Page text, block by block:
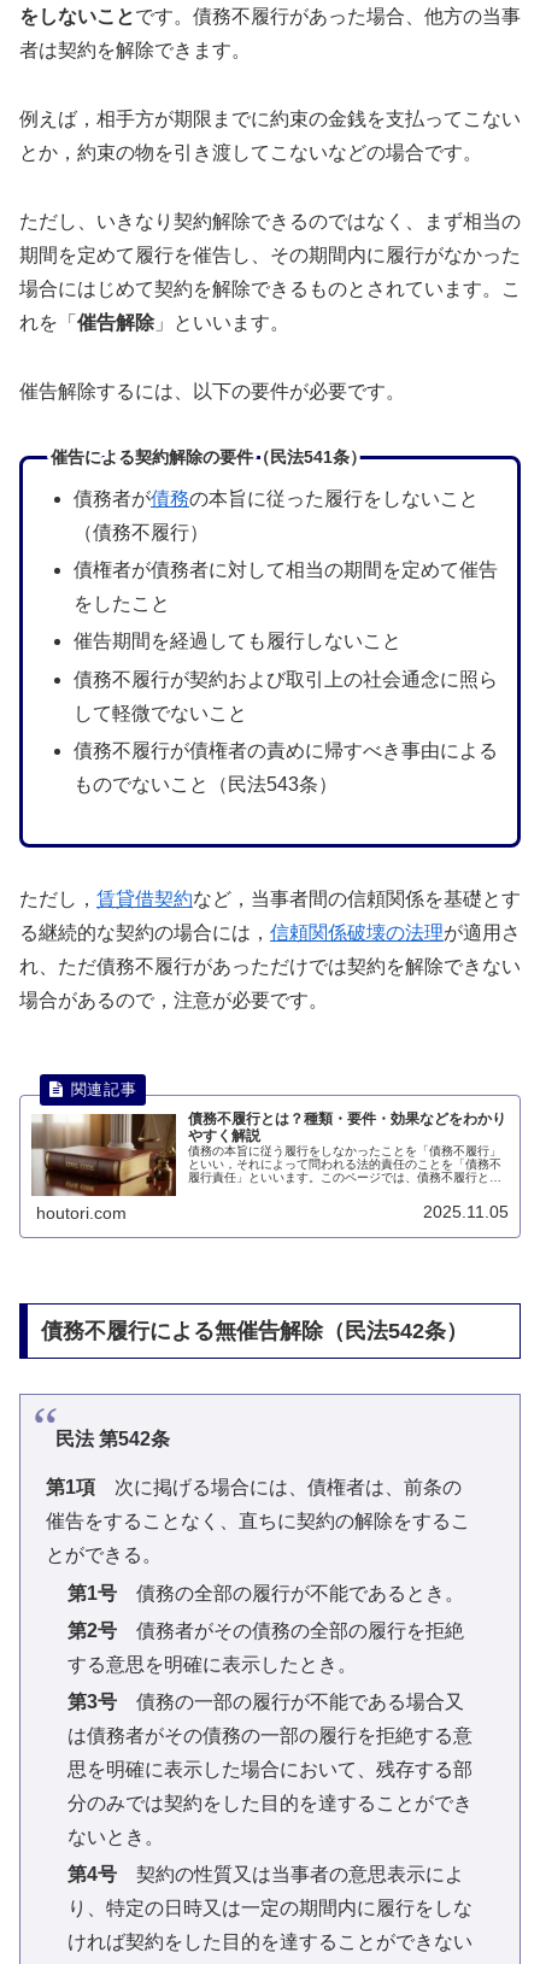
をしないことです。債務不履行があった場合、他方の当事
者は契約を解除できます。
例えば，相手方が期限までに約束の金銭を支払ってこない
とか，約束の物を引き渡してこないなどの場合です。
ただし、いきなり契約解除できるのではなく、まず相当の
期間を定めて履行を催告し、その期間内に履行がなかった
場合にはじめて契約を解除できるものとされています。こ
れを「 催告解除」といいます。
催告解除するには、以下の要件が必要です。
催告による契約解除の要件（民法541条）
債務者が債務の本旨に従った履行をしないこと
（債務不履行）
債権者が債務者に対して相当の期間を定めて催告
をしたこと
催告期間を経過しても履行しないこと
債務不履行が契約および取引上の社会通念に照ら
して軽微でないこと
債務不履行が債権者の責めに帰すべき事由による
ものでないこと（民法543条）
ただし， 賃貸借契約など，当事者間の信頼関係を基礎とす
る継続的な契約の場合には， 信頼関係破壊の法理が適用さ
れ、ただ債務不履行があっただけでは契約を解除できない
場合があるので，注意が必要です。
債務不履行とは？種類・要件・効果などをわかり
やすく解説
債務の本旨に従う履行をしなかったことを「債務不履行」
といい，それによって問われる法的責任のことを「債務不
履行責任」といいます。このページでは、債務不履行とは
houtori.com 2025.11.05
債務不履行による無催告解除（民法542条）
民法 第542条
第1項 次に掲げる場合には、債権者は、前条の
催告をすることなく、直ちに契約の解除をするこ
とができる。
第1号債務の全部の履行が不能であるとき。
第2号債務者がその債務の全部の履行を拒絶
する意思を明確に表示したとき。
第3号債務の一部の履行が不能である場合又
は債務者がその債務の一部の履行を拒絶する意
思を明確に表示した場合において、残存する部
分のみでは契約をした目的を達することができ
ないとき。
第4号契約の性質又は当事者の意思表示によ
り、特定の日時又は一定の期間内に履行をしな
ければ契約をした目的を達することができない